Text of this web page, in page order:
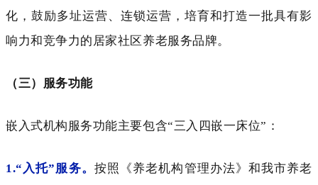
化，鼓励多址运营、连锁运营，培育和打造一批具有影
响力和竞争力的居家社区养老服务品牌。
（三）服务功能
嵌入式机构服务功能主要包含“三入四嵌一床位”：
1.“入托”服务。 按照《养老机构管理办法》和我市养老